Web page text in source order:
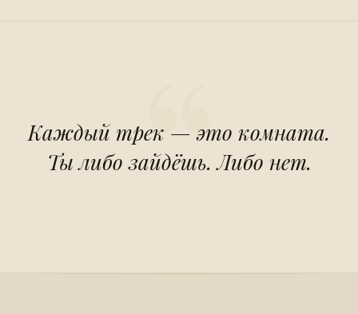
Каждый трек — это комната.
Ты либо зайдёшь. Либо нет.